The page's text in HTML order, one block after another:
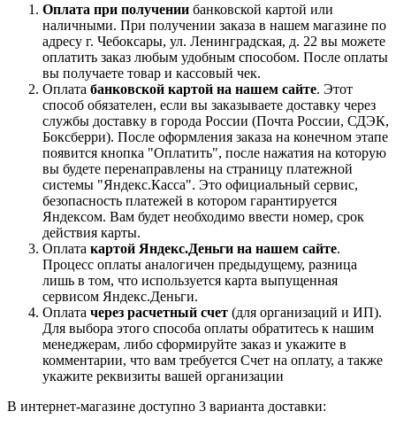
Оплата при получении банковской картой или
наличными. При получении заказа в нашем магазине по
адресу г. Чебоксары, ул. Ленинградская, д. 22 вы можете
оплатить заказ любым удобным способом. После оплаты
вы получаете товар и кассовый чек.
Оплата банковской картой на нашем сайте. Этот
способ обязателен, если вы заказываете доставку через
службы доставку в города России (Почта России, СДЭК,
Боксберри). После оформления заказа на конечном этапе
появится кнопка "Оплатить", после нажатия на которую
вы будете перенаправлены на страницу платежной
системы "Яндекс.Касса". Это официальный сервис,
безопасность платежей в котором гарантируется
Яндексом. Вам будет необходимо ввести номер, срок
действия карты.
Оплата картой Яндекс.Деньги на нашем сайте.
Процесс оплаты аналогичен предыдущему, разница
лишь в том, что используется карта выпущенная
сервисом Яндекс.Деньги.
Оплата через расчетный счет (для организаций и ИП).
Для выбора этого способа оплаты обратитесь к нашим
менеджерам, либо сформируйте заказ и укажите в
комментарии, что вам требуется Счет на оплату, а также
укажите реквизиты вашей организации
В интернет-магазине доступно 3 варианта доставки: